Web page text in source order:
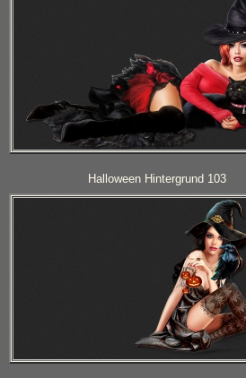
Halloween Hintergrund 103